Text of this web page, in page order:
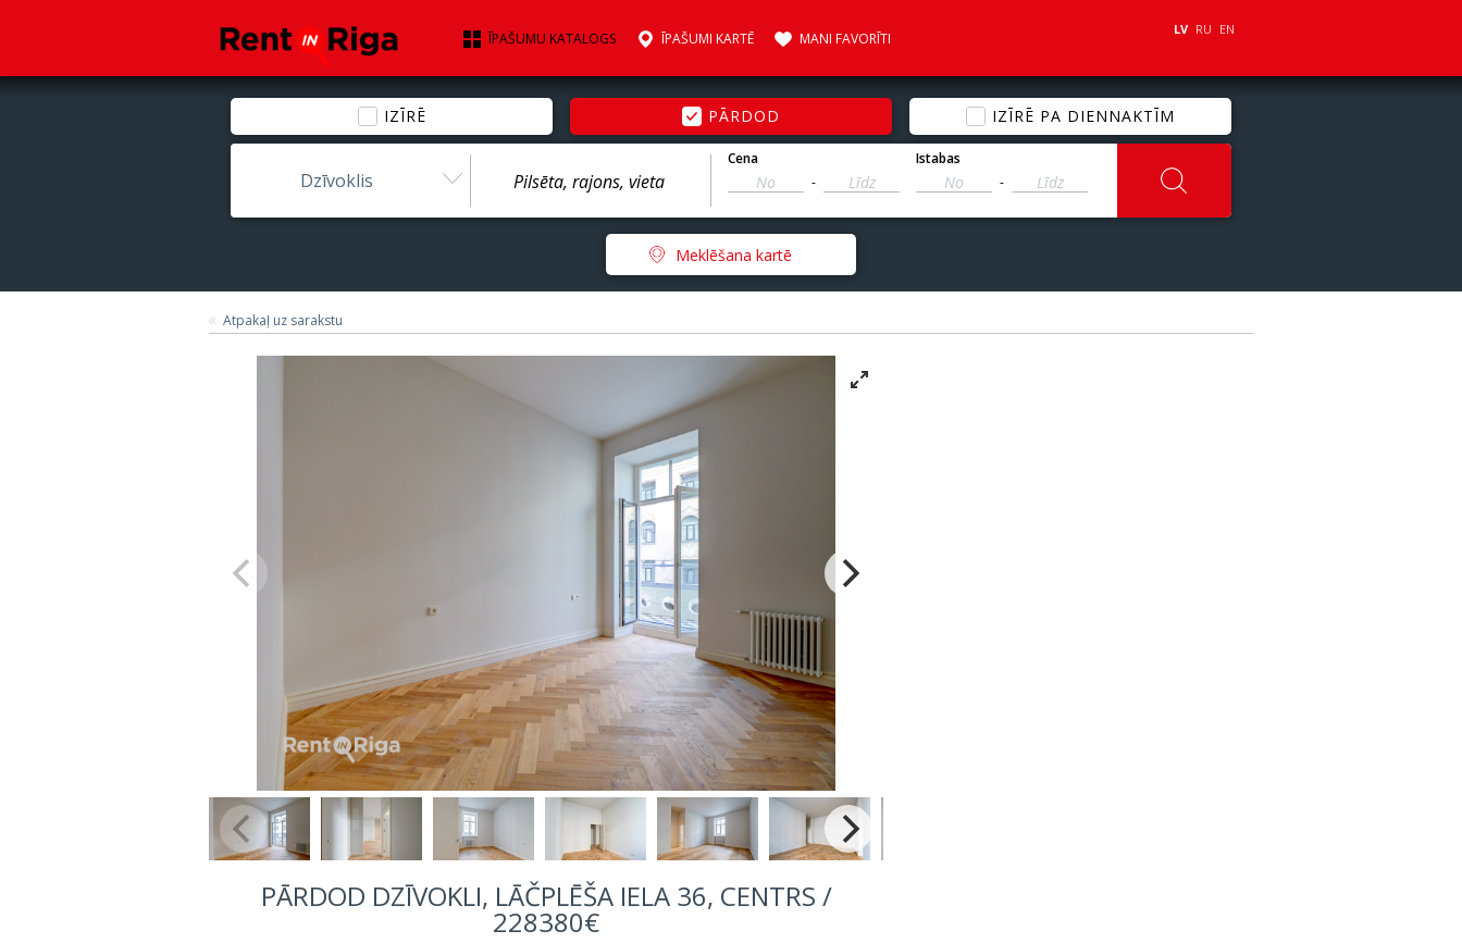
ĪPAŠUMU KATALOGS ĪPAŠUMI KARTĒ MANI FAVORĪTI
LV RU EN
IZĪRĒ PĀRDOD IZĪRĒ PA DIENNAKTĪM
Dzīvoklis
Cena
-
Istabas
-
Meklēšana kartē
Atpakaļ uz sarakstu
PĀRDOD DZĪVOKLI, LĀČPLĒŠA IELA 36, CENTRS /
228380€